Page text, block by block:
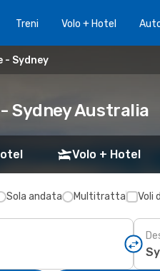
Treni Volo + Hotel
- Sydney
Sydney Australia
Volo + Hotel
Sola andata Multitratta Voli